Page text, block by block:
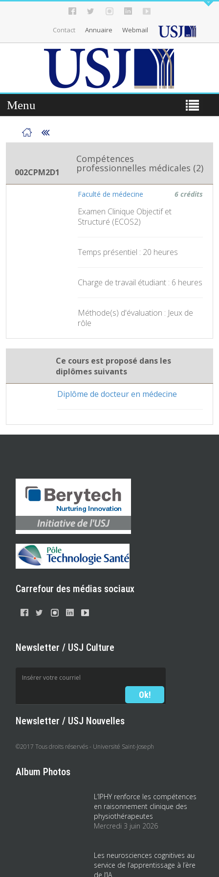
Contact Annuaire Webmail
Menu
002CPM2D1
Compétences
professionnelles médicales (2)
Faculté de médecine 6 crédits
Examen Clinique Objectif et
Structuré (ECOS2)
Temps présentiel : 20 heures
Charge de travail étudiant : 6 heures
Méthode(s) d'évaluation : Jeux de
rôle
Ce cours est proposé dans les
diplômes suivants
Diplôme de docteur en médecine
Carrefour des médias sociaux
Newsletter / USJ Culture
Newsletter / USJ Nouvelles
©2017 Tous droits réservés - Université Saint-Joseph
Album Photos
L’IPHY renforce les compétences
en raisonnement clinique des
physiothérapeutes
Mercredi 3 juin 2026
Les neurosciences cognitives au
service de l’apprentissage à l’ère
de l’IA